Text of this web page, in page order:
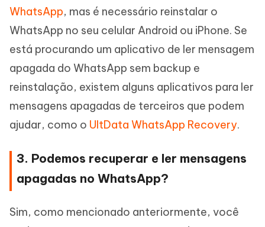
WhatsApp, mas é necessário reinstalar o
WhatsApp no seu celular Android ou iPhone. Se
está procurando um aplicativo de ler mensagem
apagada do WhatsApp sem backup e
reinstalação, existem alguns aplicativos para ler
mensagens apagadas de terceiros que podem
ajudar, como o UltData WhatsApp Recovery.
3. Podemos recuperar e ler mensagens
apagadas no WhatsApp?
Sim, como mencionado anteriormente, você